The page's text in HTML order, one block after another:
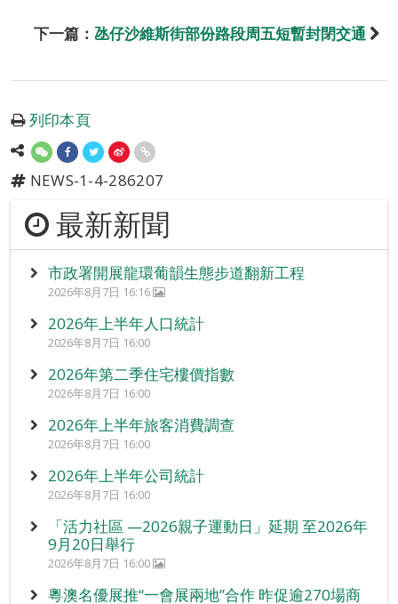
下一篇： 氹仔沙維斯街部份路段周五短暫封閉交通
列印本頁
NEWS-1-4-286207
最新新聞
市政署開展龍環葡韻生態步道翻新工程
2026年8月7日 16:16
2026年上半年人口統計
2026年8月7日 16:00
2026年第二季住宅樓價指數
2026年8月7日 16:00
2026年上半年旅客消費調查
2026年8月7日 16:00
2026年上半年公司統計
2026年8月7日 16:00
「活力社區 —2026親子運動日」延期 至2026年
9月20日舉行
2026年8月7日 16:00
粵澳名優展推“一會展兩地”合作 昨促逾270場商